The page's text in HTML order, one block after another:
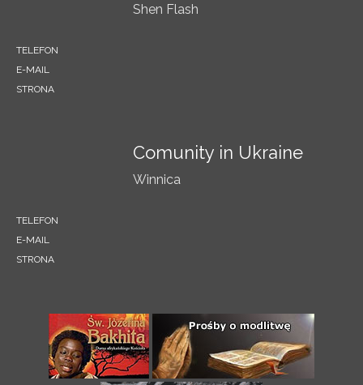
Shen Flash
TELEFON
E-MAIL
STRONA
Comunity in Ukraine
Winnica
TELEFON
E-MAIL
STRONA